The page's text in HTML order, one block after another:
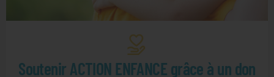
Soutenir ACTION ENFANCE grâce à un don